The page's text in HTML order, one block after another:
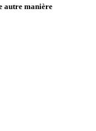
autre manière